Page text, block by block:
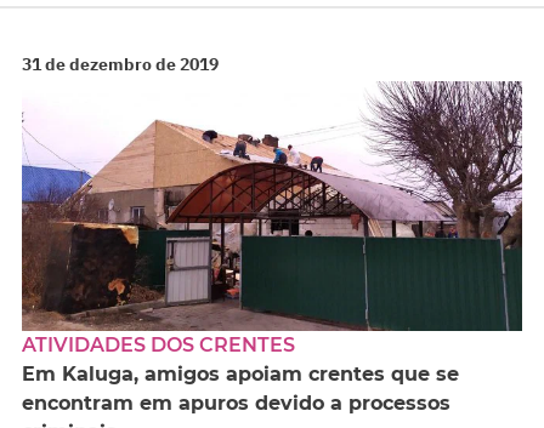
31 de dezembro de 2019
ATIVIDADES DOS CRENTES
Em Kaluga, amigos apoiam crentes que se
encontram em apuros devido a processos